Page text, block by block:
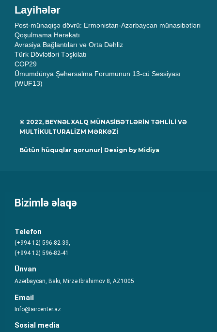
Layihələr
Post-münaqişə dövrü: Ermənistan-Azərbaycan münasibətləri
Qoşulmama Hərəkatı
Avrasiya Bağlantıları və Orta Dəhliz
Türk Dövlətləri Təşkilatı
COP29
Ümumdünya Şəhərsalma Forumunun 13-cü Sessiyası
(WUF13)
© 2022, BEYNƏLXALQ MÜNASİBƏTLƏRİN TƏHLİLİ VƏ
MULTİKULTURALİZM MƏRKƏZİ
Bütün hüquqlar qorunur| Design by Midiya
Bizimlə əlaqə
Telefon
(+994 12) 596-82-39,
(+994 12) 596-82-41
Ünvan
Azərbaycan, Bakı, Mirzə İbrahimov 8, AZ1005
Email
Info@aircenter.az
Sosial media